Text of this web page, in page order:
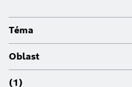
Téma
Oblast
(1)